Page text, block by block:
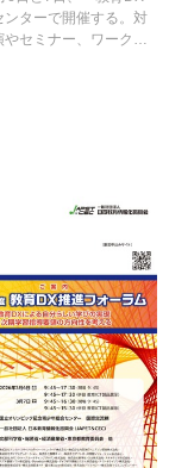
ターで開催する。対
セミナー、ワークシ